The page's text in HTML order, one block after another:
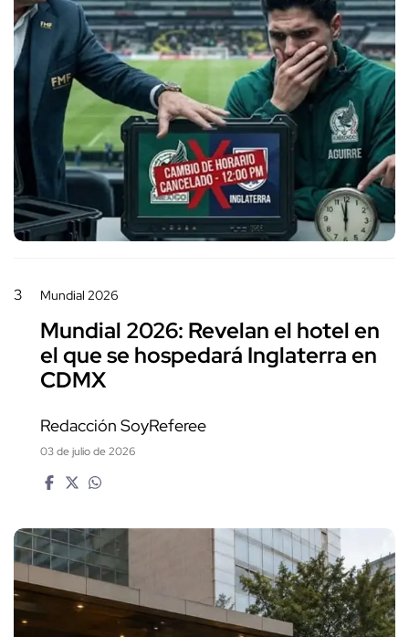
3 Mundial 2026
Mundial 2026: Revelan el hotel en
el que se hospedará Inglaterra en
CDMX
Redacción SoyReferee
03 de julio de 2026